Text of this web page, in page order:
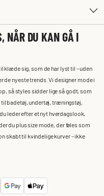
NÅR DU KAN GÅ I
klæde sig, som de har lyst til – uden
nyeste trends. Vi designer mode i
så styles sidder lige så godt, som
til badetøj, undertøj, træningstøj,
leder efter et nyt hverdagslook,
du plus size mode, der føles som
skabt til kvindelige kurver – ikke